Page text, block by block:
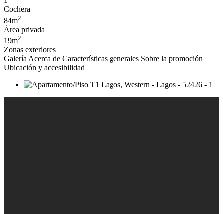
Cochera
84m2
Área privada
19m2
Zonas exteriores
Galería Acerca de Características generales Sobre la promoción
Ubicación y accesibilidad